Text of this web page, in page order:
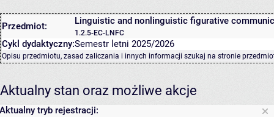
Przedmiot: Linguistic and nonlinguistic figurative
1.2.5-EC-LNFC
Cykl dydaktyczny:Semestr letni 2025/2026
Opisu przedmiotu, zasad zaliczania i innych informacji szukaj na stronie
Aktualny stan oraz możliwe akcje
Aktualny tryb rejestracji: